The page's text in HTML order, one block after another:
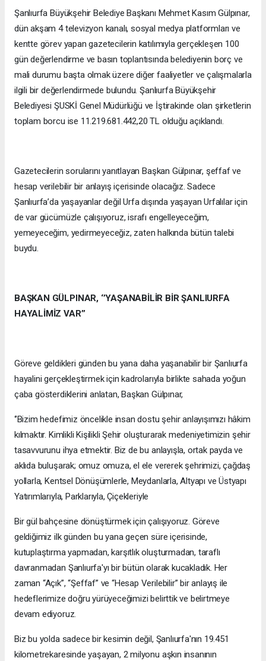
Şanlıurfa Büyükşehir Belediye Başkanı Mehmet Kasım Gülpınar,
dün akşam 4 televizyon kanalı, sosyal medya platformları ve
kentte görev yapan gazetecilerin katılımıyla gerçekleşen 100
gün değerlendirme ve basın toplantısında belediyenin borç ve
mali durumu başta olmak üzere diğer faaliyetler ve çalışmalarla
ilgili bir değerlendirmede bulundu. Şanlıurfa Büyükşehir
Belediyesi ŞUSKİ Genel Müdürlüğü ve İştirakinde olan şirketlerin
toplam borcu ise 11.219.681.442,20 TL olduğu açıklandı.
Gazetecilerin sorularını yanıtlayan Başkan Gülpınar, şeffaf ve
hesap verilebilir bir anlayış içerisinde olacağız. Sadece
Şanlıurfa’da yaşayanlar değil Urfa dışında yaşayan Urfalılar için
de var gücümüzle çalışıyoruz, israfı engelleyeceğim,
yemeyeceğim, yedirmeyeceğiz, zaten halkında bütün talebi
buydu.
BAŞKAN GÜLPINAR, ‘’YAŞANABİLİR BİR ŞANLIURFA
HAYALİMİZ VAR’’
Göreve geldikleri günden bu yana daha yaşanabilir bir Şanlıurfa
hayalini gerçekleştirmek için kadrolarıyla birlikte sahada yoğun
çaba gösterdiklerini anlatan, Başkan Gülpınar,
‘’Bizim hedefimiz öncelikle insan dostu şehir anlayışımızı hâkim
kılmaktır. Kimlikli Kişilikli Şehir oluşturarak medeniyetimizin şehir
tasavvurunu ihya etmektir. Biz de bu anlayışla, ortak payda ve
aklıda buluşarak; omuz omuza, el ele vererek şehrimizi, çağdaş
yollarla, Kentsel Dönüşümlerle, Meydanlarla, Altyapı ve Üstyapı
Yatırımlarıyla, Parklarıyla, Çiçekleriyle
Bir gül bahçesine dönüştürmek için çalışıyoruz. Göreve
geldiğimiz ilk günden bu yana geçen süre içerisinde,
kutuplaştırma yapmadan, karşıtlık oluşturmadan, taraflı
davranmadan Şanlıurfa'yı bir bütün olarak kucakladık. Her
zaman “Açık”, “Şeffaf” ve “Hesap Verilebilir” bir anlayış ile
hedeflerimize doğru yürüyeceğimizi belirttik ve belirtmeye
devam ediyoruz.
Biz bu yolda sadece bir kesimin değil, Şanlıurfa'nın 19.451
kilometrekaresinde yaşayan, 2 milyonu aşkın insanının